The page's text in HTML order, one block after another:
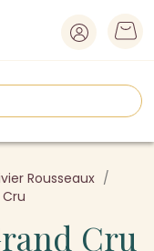
Rousseaux
Cru